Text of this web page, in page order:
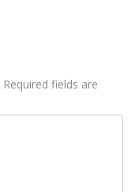
Required fields are